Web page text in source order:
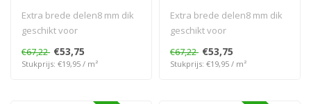
Extra brede delen8 mm dik
geschikt voor
vloerverwarming
€67,22 €53,75
Stukprijs: €19,95 / m²
Extra brede delen8 mm dik
geschikt voor
vloerverwarming
€67,22 €53,75
Stukprijs: €19,95 / m²